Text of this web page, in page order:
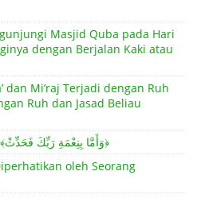
Masjid Quba pada Hari
dengan Berjalan Kaki atau
dan Mi’raj Terjadi dengan Ruh
Makna Firman Allah: ﴾وَأَمَّا بِنِعْمَةِ رَبِّكَ فَحَدِّثْ﴿
oleh Seorang